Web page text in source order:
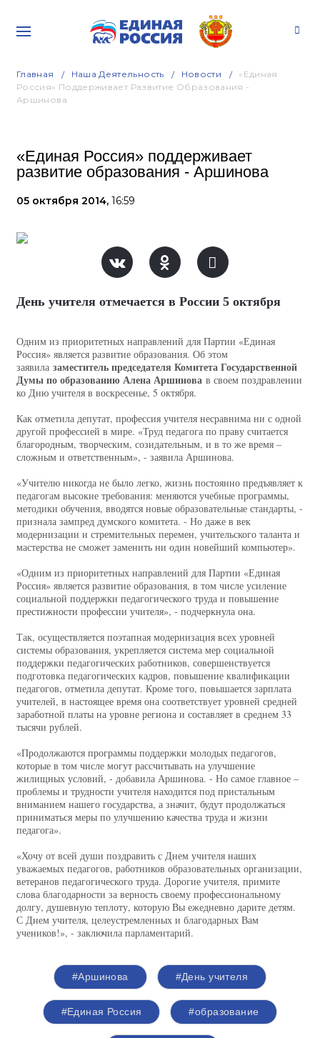
Главная Наша Деятельность Новости
«Единая
Россия» Поддерживает Развитие Образования -
Аршинова
«Единая Россия» поддерживает
развитие образования - Аршинова
05 октября 2014, 16:59
День учителя отмечается в России 5 октября
Одним из приоритетных направлений для Партии «Единая
Россия» является развитие образования. Об этом
заявила заместитель председателя Комитета Государственной
Думы по образованию Алена Аршинова в своем поздравлении
ко Дню учителя в воскресенье, 5 октября.
Как отметила депутат, профессия учителя несравнима ни с одной
другой профессией в мире. «Труд педагога по праву считается
благородным, творческим, созидательным, и в то же время –
сложным и ответственным», - заявила Аршинова.
«Учителю никогда не было легко, жизнь постоянно предъявляет к
педагогам высокие требования: меняются учебные программы,
методики обучения, вводятся новые образовательные стандарты, -
признала зампред думского комитета. - Но даже в век
модернизации и стремительных перемен, учительского таланта и
мастерства не сможет заменить ни один новейший компьютер».
«Одним из приоритетных направлений для Партии «Единая
Россия» является развитие образования, в том числе усиление
социальной поддержки педагогического труда и повышение
престижности профессии учителя», - подчеркнула она.
Так, осуществляется поэтапная модернизация всех уровней
системы образования, укрепляется система мер социальной
поддержки педагогических работников, совершенствуется
подготовка педагогических кадров, повышение квалификации
педагогов, отметила депутат. Кроме того, повышается зарплата
учителей, в настоящее время она соответствует уровней средней
заработной платы на уровне региона и составляет в среднем 33
тысячи рублей.
«Продолжаются программы поддержки молодых педагогов,
которые в том числе могут рассчитывать на улучшение
жилищных условий, - добавила Аршинова. - Но самое главное –
проблемы и трудности учителя находится под пристальным
вниманием нашего государства, а значит, будут продолжаться
приниматься меры по улучшению качества труда и жизни
педагога».
«Хочу от всей души поздравить с Днем учителя наших
уважаемых педагогов, работников образовательных организации,
ветеранов педагогического труда. Дорогие учителя, примите
слова благодарности за верность своему профессиональному
долгу, душевную теплоту, которую Вы ежедневно дарите детям.
С Днем учителя, целеустремленных и благодарных Вам
учеников!», - заключила парламентарий.
#Аршинова #День учителя
#Единая Россия #образование